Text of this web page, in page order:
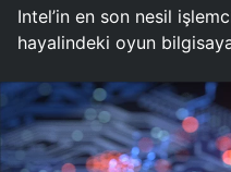
Intel’in en son nesil
hayalindeki oyun